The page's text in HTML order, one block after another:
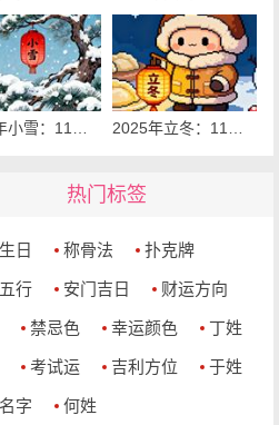
热门标签
日 称骨法 扑克牌
行 安门吉日 财运方向
禁忌色 幸运颜色 丁姓
考试运 吉利方位 于姓
字 何姓